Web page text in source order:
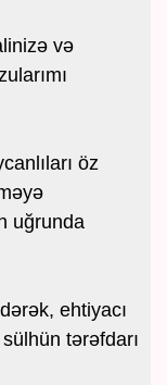
və
öz
uğrunda
ehtiyacı
tərəfdarı